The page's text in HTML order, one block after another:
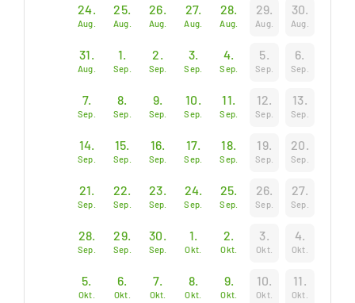
24.
Aug.
25.
Aug.
26.
Aug.
27.
Aug.
28.
Aug.
29.
Aug.
30.
Aug.
31.
Aug.
1.
Sep.
2.
Sep.
3.
Sep.
4.
Sep.
5.
Sep.
6.
Sep.
7.
Sep.
8.
Sep.
9.
Sep.
10.
Sep.
11.
Sep.
12.
Sep.
13.
Sep.
14.
Sep.
15.
Sep.
16.
Sep.
17.
Sep.
18.
Sep.
19.
Sep.
20.
Sep.
21.
Sep.
22.
Sep.
23.
Sep.
24.
Sep.
25.
Sep.
26.
Sep.
27.
Sep.
28.
Sep.
29.
Sep.
30.
Sep.
1.
Okt.
2.
Okt.
3.
Okt.
4.
Okt.
5.
Okt.
6.
Okt.
7.
Okt.
8.
Okt.
9.
Okt.
10.
Okt.
11.
Okt.